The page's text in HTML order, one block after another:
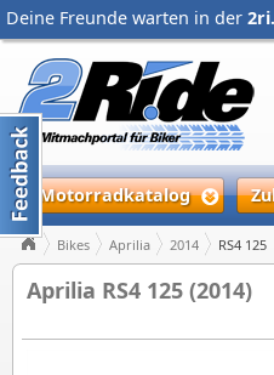
Deine Freunde warten in der
Motorradkatalog
Bikes Aprilia 2014 RS4 125
Aprilia RS4 125 (2014)